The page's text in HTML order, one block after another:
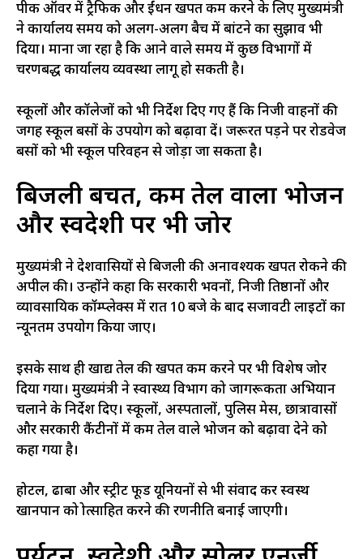
पीक ऑवर में ट्रैफिक और ईंधन खपत कम करने के लिए मुख्यमंत्री
ने कार्यालय समय को अलग-अलग बैच में बांटने का सुझाव भी
दिया। माना जा रहा है कि आने वाले समय में कुछ विभागों में
चरणबद्ध कार्यालय व्यवस्था लागू हो सकती है।
स्कूलों और कॉलेजों को भी निर्देश दिए गए हैं कि निजी वाहनों की
जगह स्कूल बसों के उपयोग को बढ़ावा दें। जरूरत पड़ने पर रोडवेज
बसों को भी स्कूल परिवहन से जोड़ा जा सकता है।
बिजली बचत, कम तेल वाला भोजन
और स्वदेशी पर भी जोर
मुख्यमंत्री ने प्रदेशवासियों से बिजली की अनावश्यक खपत रोकने की
अपील की। उन्होंने कहा कि सरकारी भवनों, निजी प्रतिष्ठानों और
व्यावसायिक कॉम्प्लेक्स में रात 10 बजे के बाद सजावटी लाइटों का
न्यूनतम उपयोग किया जाए।
इसके साथ ही खाद्य तेल की खपत कम करने पर भी विशेष जोर
दिया गया। मुख्यमंत्री ने स्वास्थ्य विभाग को जागरूकता अभियान
चलाने के निर्देश दिए। स्कूलों, अस्पतालों, पुलिस मेस, छात्रावासों
और सरकारी कैंटीनों में कम तेल वाले भोजन को बढ़ावा देने को
कहा गया है।
होटल, ढाबा और स्ट्रीट फूड यूनियनों से भी संवाद कर स्वस्थ
खानपान को प्रोत्साहित करने की रणनीति बनाई जाएगी।